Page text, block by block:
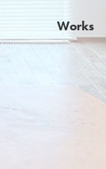
Works